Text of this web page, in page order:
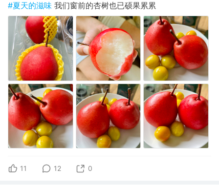
#夏天的滋味 我们窗前的杏树也已硕果累累
11 12 0